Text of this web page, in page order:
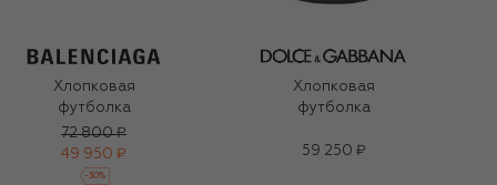
Хлопковая
футболка
72 800 ₽
49 950 ₽
-30%
Хлопковая
футболка
59 250 ₽